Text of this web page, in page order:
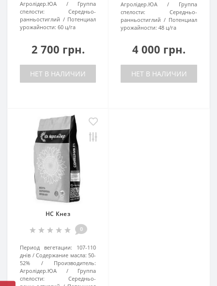
Агролідер.ЮА
Группа
спелости:
Середньо-
ранньостиглий
Потенциал
урожайности: 60 ц/га
2 700 грн.
НЕТ В НАЛИЧИИ
Агролідер.ЮА
Группа
спелости:
Середньо-
ранньостиглий
Потенциал
урожайности: 48 ц/га
4 000 грн.
НЕТ В НАЛИЧИИ
НС Кнез
0
Период вегетации:
107-110
днів
Содержание масла: 50-
52%
Производитель:
Агролідер.ЮА
Группа
спелости:
Середньо-